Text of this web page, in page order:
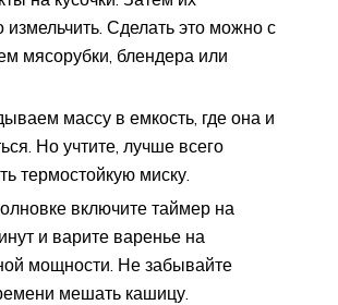
измельчить. Сделать это можно с
мясорубки, блендера или
массу в емкость, где она и
Но учтите, лучше всего
термостойкую миску.
включите таймер на
и варите варенье на
мощности. Не забывайте
мешать кашицу.